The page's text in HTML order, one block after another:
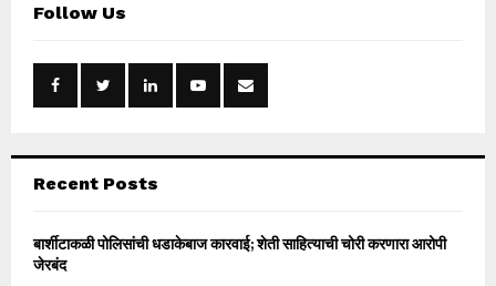
h
o
Follow Us
Recent Posts
बार्शीटाकळी पोलिसांची धडाकेबाज कारवाई; शेती साहित्याची चोरी करणारा आरोपी
जेरबंद